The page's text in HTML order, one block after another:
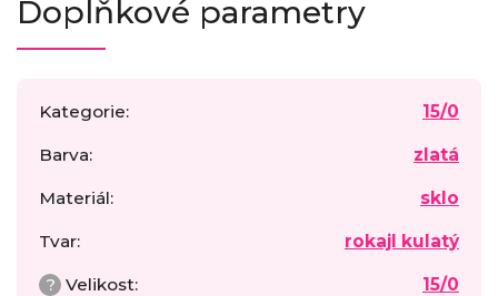
Doplňkové parametry
Kategorie: 15/0
Barva: zlatá
Materiál: sklo
Tvar: rokajl kulatý
? Velikost: 15/0